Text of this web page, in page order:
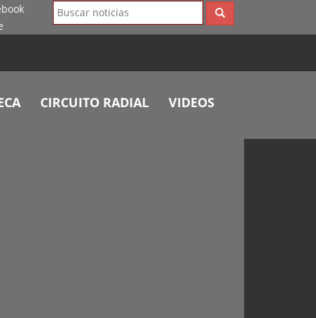
CIRCUITO RADIAL VIDEOS